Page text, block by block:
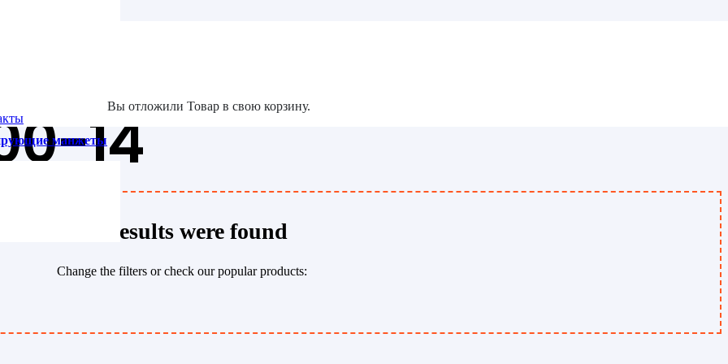
манжеты
Вы отложили Товар в свою корзину.
14
No results were found
Change the filters or check our popular products: